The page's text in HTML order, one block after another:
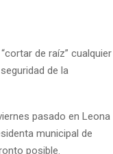
de raíz” cualquier
de la
pasado en Leona
municipal de
posible.